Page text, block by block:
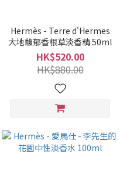
Hermès - Terre d'Hermes
大地馥郁香根草淡香精 50ml
HK$520.00
HK$880.00